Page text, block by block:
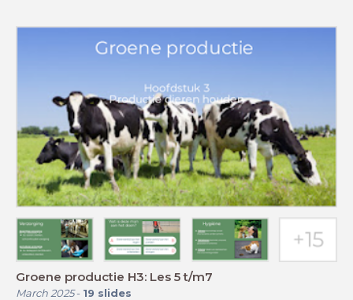
Groene productie H3: Les 5 t/m7
March 2025- 19 slides